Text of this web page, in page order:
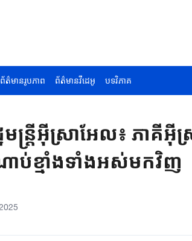
ព័ត៌មានរូបភាព ព័ត៌មានវីដេអូ បទវិភាគ
មន្ត្រីអ៊ីស្រាអែល៖ ភាគី
ប់ខ្មាំងទាំងអស់មកវិញ